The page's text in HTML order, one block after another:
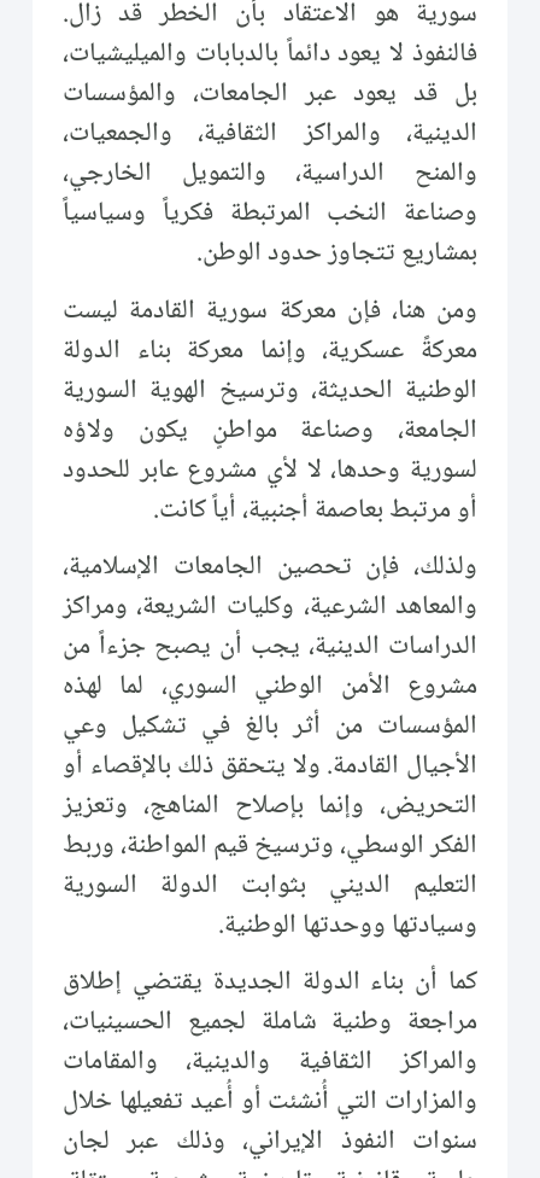
سورية هو الاعتقاد بأن الخطر قد زال.
فالنفوذ لا يعود دائماً بالدبابات والميليشيات،
بل قد يعود عبر الجامعات، والمؤسسات
الدينية، والمراكز الثقافية، والجمعيات،
والمنح الدراسية، والتمويل الخارجي،
وصناعة النخب المرتبطة فكرياً وسياسياً
بمشاريع تتجاوز حدود الوطن.
ومن هنا، فإن معركة سورية القادمة ليست
معركةً عسكرية، وإنما معركة بناء الدولة
الوطنية الحديثة، وترسيخ الهوية السورية
الجامعة، وصناعة مواطنٍ يكون ولاؤه
لسورية وحدها، لا لأي مشروع عابر للحدود
أو مرتبط بعاصمة أجنبية، أياً كانت.
ولذلك، فإن تحصين الجامعات الإسلامية،
والمعاهد الشرعية، وكليات الشريعة، ومراكز
الدراسات الدينية، يجب أن يصبح جزءاً من
مشروع الأمن الوطني السوري، لما لهذه
المؤسسات من أثر بالغ في تشكيل وعي
الأجيال القادمة. ولا يتحقق ذلك بالإقصاء أو
التحريض، وإنما بإصلاح المناهج، وتعزيز
الفكر الوسطي، وترسيخ قيم المواطنة، وربط
التعليم الديني بثوابت الدولة السورية
وسيادتها ووحدتها الوطنية.
كما أن بناء الدولة الجديدة يقتضي إطلاق
مراجعة وطنية شاملة لجميع الحسينيات،
والمراكز الثقافية والدينية، والمقامات
والمزارات التي أُنشئت أو أُعيد تفعيلها خلال
سنوات النفوذ الإيراني، وذلك عبر لجان